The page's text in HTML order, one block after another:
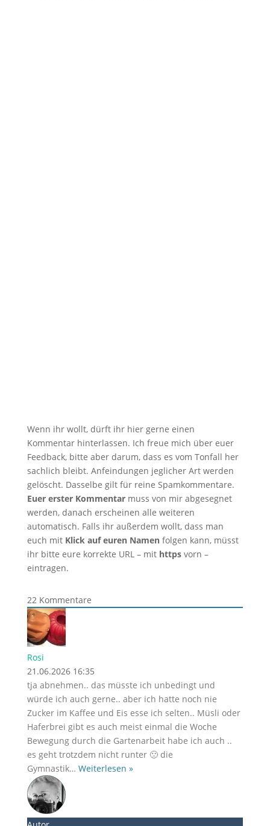
Wenn ihr wollt, dürft ihr hier gerne einen
Kommentar hinterlassen. Ich freue mich über euer
Feedback, bitte aber darum, dass es vom Tonfall her
sachlich bleibt. Anfeindungen jeglicher Art werden
gelöscht. Dasselbe gilt für reine Spamkommentare.
Euer erster Kommentarmuss von mir abgesegnet
werden, danach erscheinen alle weiteren
automatisch. Falls ihr außerdem wollt, dass man
euch mit Klick auf euren Namenfolgen kann, müsst
ihr bitte eure korrekte URL – mit httpsvorn –
eintragen.
22Kommentare
Rosi
21.06.2026 16:35
tja abnehmen.. das müsste ich unbedingt und
würde ich auch gerne.. aber ich hatte noch nie
Zucker im Kaffee und Eis esse ich selten.. Müsli oder
Haferbrei gibt es auch meist einmal die Woche
Bewegung durch die Gartenarbeit habe ich auch ..
es geht trotzdem nicht runter 🙁 die
Gymnastik… Weiterlesen »